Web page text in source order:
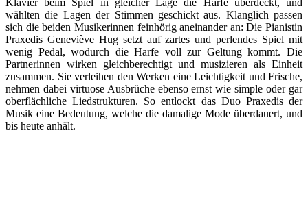
wählten die Lagen der Stimmen geschickt aus. Klanglich passen
sich die beiden Musikerinnen feinhörig aneinander an: Die Pianistin
Praxedis Geneviève Hug setzt auf zartes und perlendes Spiel mit
wenig Pedal, wodurch die Harfe voll zur Geltung kommt. Die
Partnerinnen wirken gleichberechtigt und musizieren als Einheit
zusammen. Sie verleihen den Werken eine Leichtigkeit und Frische,
nehmen dabei virtuose Ausbrüche ebenso ernst wie simple oder gar
oberflächliche Liedstrukturen. So entlockt das Duo Praxedis der
Musik eine Bedeutung, welche die damalige Mode überdauert, und
bis heute anhält.